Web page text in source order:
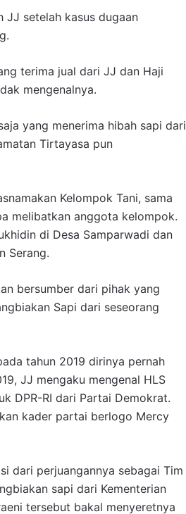
JJ setelah kasus dugaan
terima jual dari JJ dan Haji
mengenalnya.
yang menerima hibah sapi dari
Tirtayasa pun
Kelompok Tani, sama
melibatkan anggota kelompok.
di Desa Samparwadi dan
Serang.
bersumber dari pihak yang
Sapi dari seseorang
tahun 2019 dirinya pernah
JJ mengaku mengenal HLS
DPR-RI dari Partai Demokrat.
kader partai berlogo Mercy
dari perjuangannya sebagai Tim
sapi dari Kementerian
tersebut bakal menyeretnya